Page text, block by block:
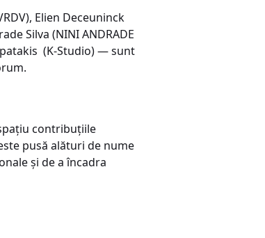
Elien Deceuninck
Silva (NINI ANDRADE
(K-Studio) — sunt
contribuțiile
pusă alături de nume
și de a încadra